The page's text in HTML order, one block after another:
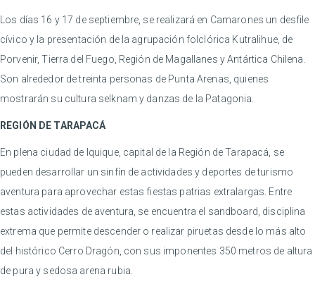
Los días 16 y 17 de septiembre, se realizará en Camarones un desfile
cívico y la presentación de la agrupación folclórica Kutralihue, de
Porvenir, Tierra del Fuego, Región de Magallanes y Antártica Chilena.
Son alrededor de treinta personas de Punta Arenas, quienes
mostrarán su cultura selknam y danzas de la Patagonia.
REGIÓN DE TARAPACÁ
En plena ciudad de Iquique, capital de la Región de Tarapacá, se
pueden desarrollar un sinfín de actividades y deportes de turismo
aventura para aprovechar estas fiestas patrias extralargas. Entre
estas actividades de aventura, se encuentra el sandboard, disciplina
extrema que permite descender o realizar piruetas desde lo más alto
del histórico Cerro Dragón, con sus imponentes 350 metros de altura
de pura y sedosa arena rubia.